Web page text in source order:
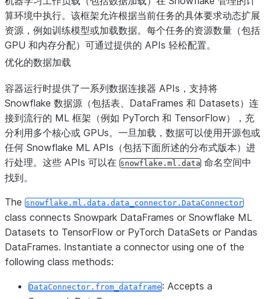
算环境中执行。该框架允许根据当前任务的具体要求动态扩展
资源，例如训练模型或加载数据。每个任务的资源数量（包括
GPU 和内存分配）可通过提供的 APIs 轻松配置。
优化的数据加载
容器运行时提供了一系列数据连接器 APIs，支持将
Snowflake 数据源（包括表、DataFrames 和 Datasets）连
接到流行的 ML 框架（例如 PyTorch 和 TensorFlow），充
分利用多个核心或 GPUs。一旦加载，数据可以使用开源包或
任何 Snowflake ML APIs（包括下面所述的分布式版本）进
行处理。这些 APIs 可以在 snowflake.ml.data 命名空间中
找到。
The snowflake.ml.data.data_connector.DataConnector
class connects Snowpark DataFrames or Snowflake ML
Datasets to TensorFlow or PyTorch DataSets or Pandas
DataFrames. Instantiate a connector using one of the
following class methods:
DataConnector.from_dataframe: Accepts a